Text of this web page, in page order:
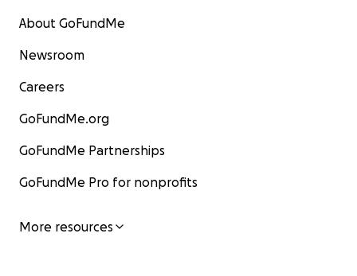
About GoFundMe
Newsroom
Careers
GoFundMe.org
GoFundMe Partnerships
GoFundMe Pro for nonprofits
More resources